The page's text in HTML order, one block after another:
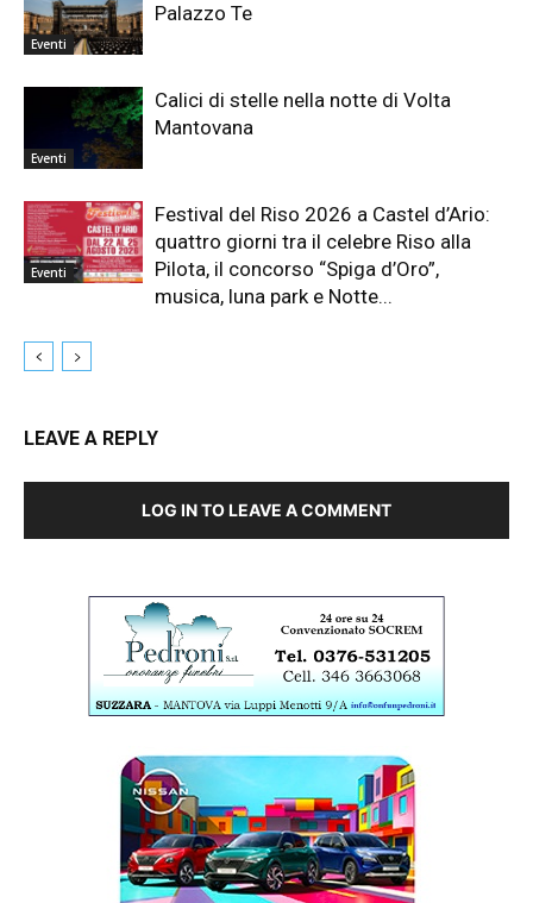
Eventi
Palazzo Te
Eventi
Calici di stelle nella notte di Volta
Mantovana
Eventi
Festival del Riso 2026 a Castel d’Ario:
quattro giorni tra il celebre Riso alla
Pilota, il concorso “Spiga d’Oro”,
musica, luna park e Notte...
LEAVE A REPLY
LOG IN TO LEAVE A COMMENT